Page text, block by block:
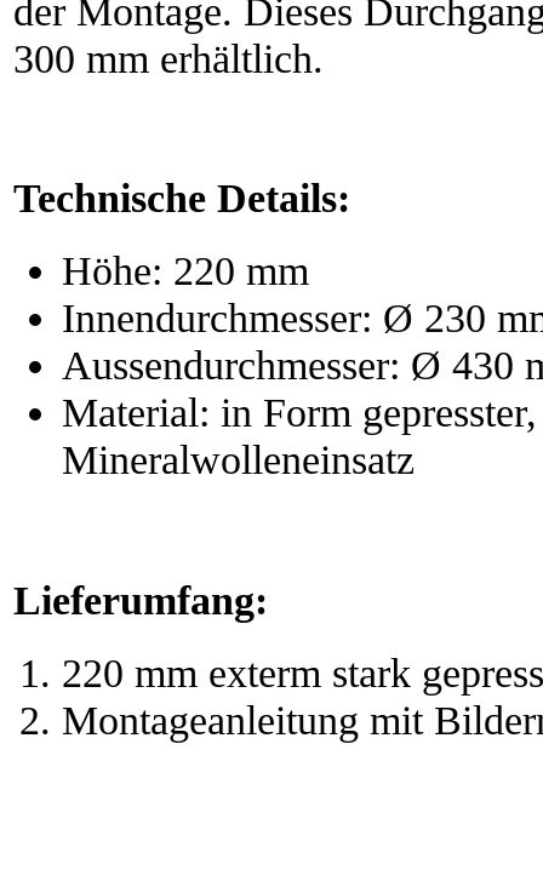
der Montage. Dieses
300 mm erhältlich.
Technische Details:
Höhe: 220 mm
Innendurchmesser: Ø 230
Aussendurchmesser: Ø 430
Material: in Form
Mineralwolleneinsatz
Lieferumfang:
220 mm exterm stark
Montageanleitung mit